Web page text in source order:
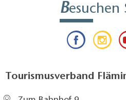
Besuchen
Tourismusverband